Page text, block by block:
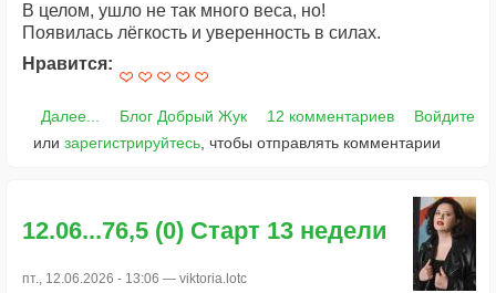
В целом, ушло не так много веса, но!
Появилась лёгкость и уверенность в силах.
Нравится:
Далее... Блог Добрый Жук 12 комментариев
Войдите
или зарегистрируйтесь , чтобы отправлять комментарии
12.06...76,5 (0) Старт 13 недели
пт., 12.06.2026 - 13:06 — viktoria.lotc